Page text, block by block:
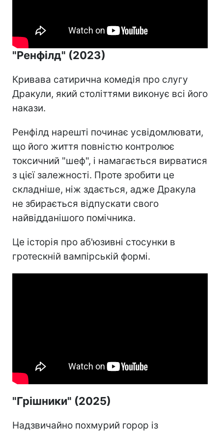
"Ренфілд" (2023)
Кривава сатирична комедія про слугу
Дракули, який століттями виконує всі його
накази.
Ренфілд нарешті починає усвідомлювати,
що його життя повністю контролює
токсичний "шеф", і намагається вирватися
з цієї залежності. Проте зробити це
складніше, ніж здається, адже Дракула
не збирається відпускати свого
найвідданішого помічника.
Це історія про аб'юзивні стосунки в
гротескній вампірській формі.
"Грішники" (2025)
Надзвичайно похмурий горор із